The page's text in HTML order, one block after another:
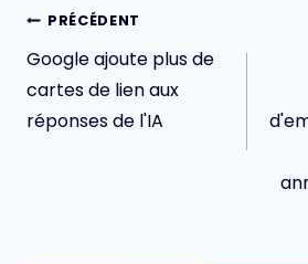
Navigation
de
l’article
PRÉCÉDENT
Google ajoute plus de
cartes de lien aux
réponses de l'IA